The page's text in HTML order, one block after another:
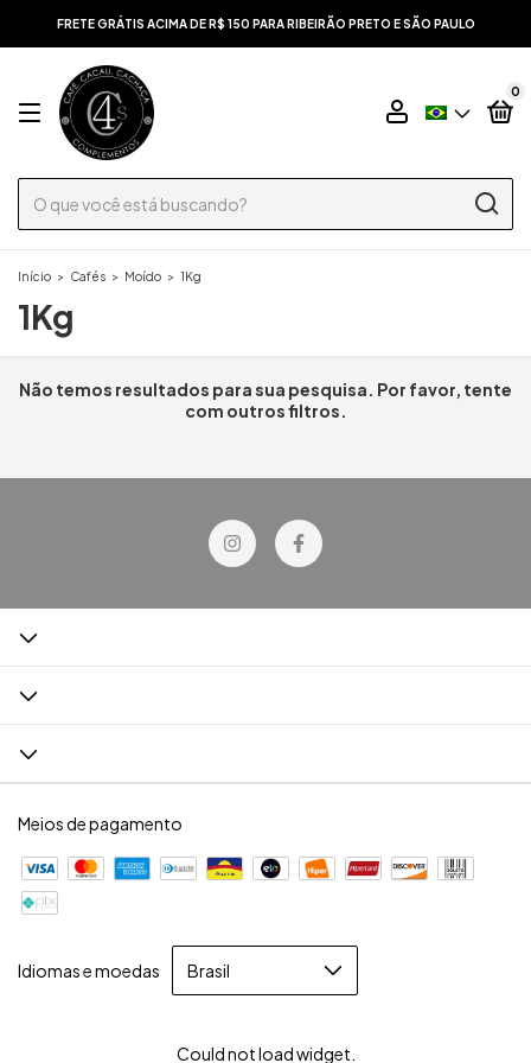
FRETE GRÁTIS ACIMA DE R$ 150 PARA RIBEIRÃO PRETO E SÃO PAULO
0
Início > Cafés > Moído > 1Kg
1Kg
Não temos resultados para sua pesquisa. Por favor, tente
com outros filtros.
Meios de pagamento
Idiomas e moedas
Could not load widget.